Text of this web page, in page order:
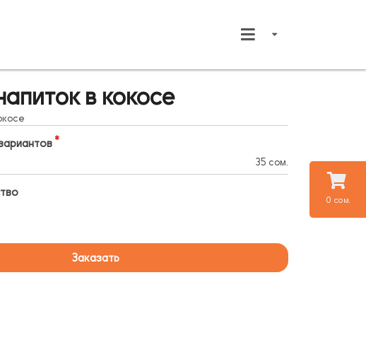
0 сом.
в кокосе
35 сом.
Заказать